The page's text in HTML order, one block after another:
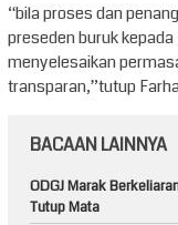
“bila proses dan
preseden buruk
menyelesaikan
transparan,”tutup
BACAAN LAINNYA
ODGJ Marak
Tutup Mata